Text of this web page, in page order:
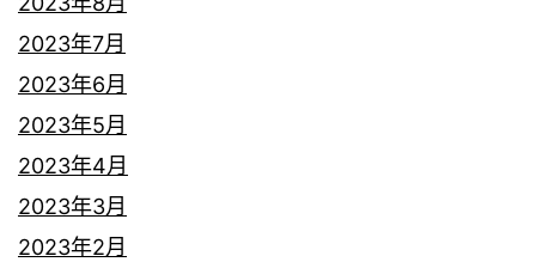
2023年7月
2023年6月
2023年5月
2023年4月
2023年3月
2023年2月